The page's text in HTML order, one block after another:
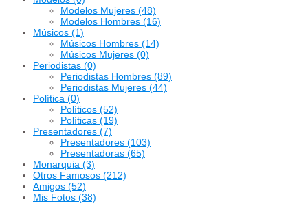
Modelos Mujeres (48)
Modelos Hombres (16)
Músicos (1)
Músicos Hombres (14)
Músicos Mujeres (0)
Periodistas (0)
Periodistas Hombres (89)
Periodistas Mujeres (44)
Política (0)
Políticos (52)
Políticas (19)
Presentadores (7)
Presentadores (103)
Presentadoras (65)
Monarquia (3)
Otros Famosos (212)
Amigos (52)
Mis Fotos (38)